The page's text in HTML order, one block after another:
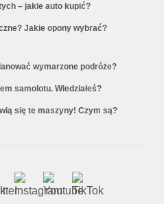
– jakie auto kupić?
Jakie opony wybrać?
wymarzone podróże?
samolotu. Wiedziałeś?
się te maszyny! Czym są?